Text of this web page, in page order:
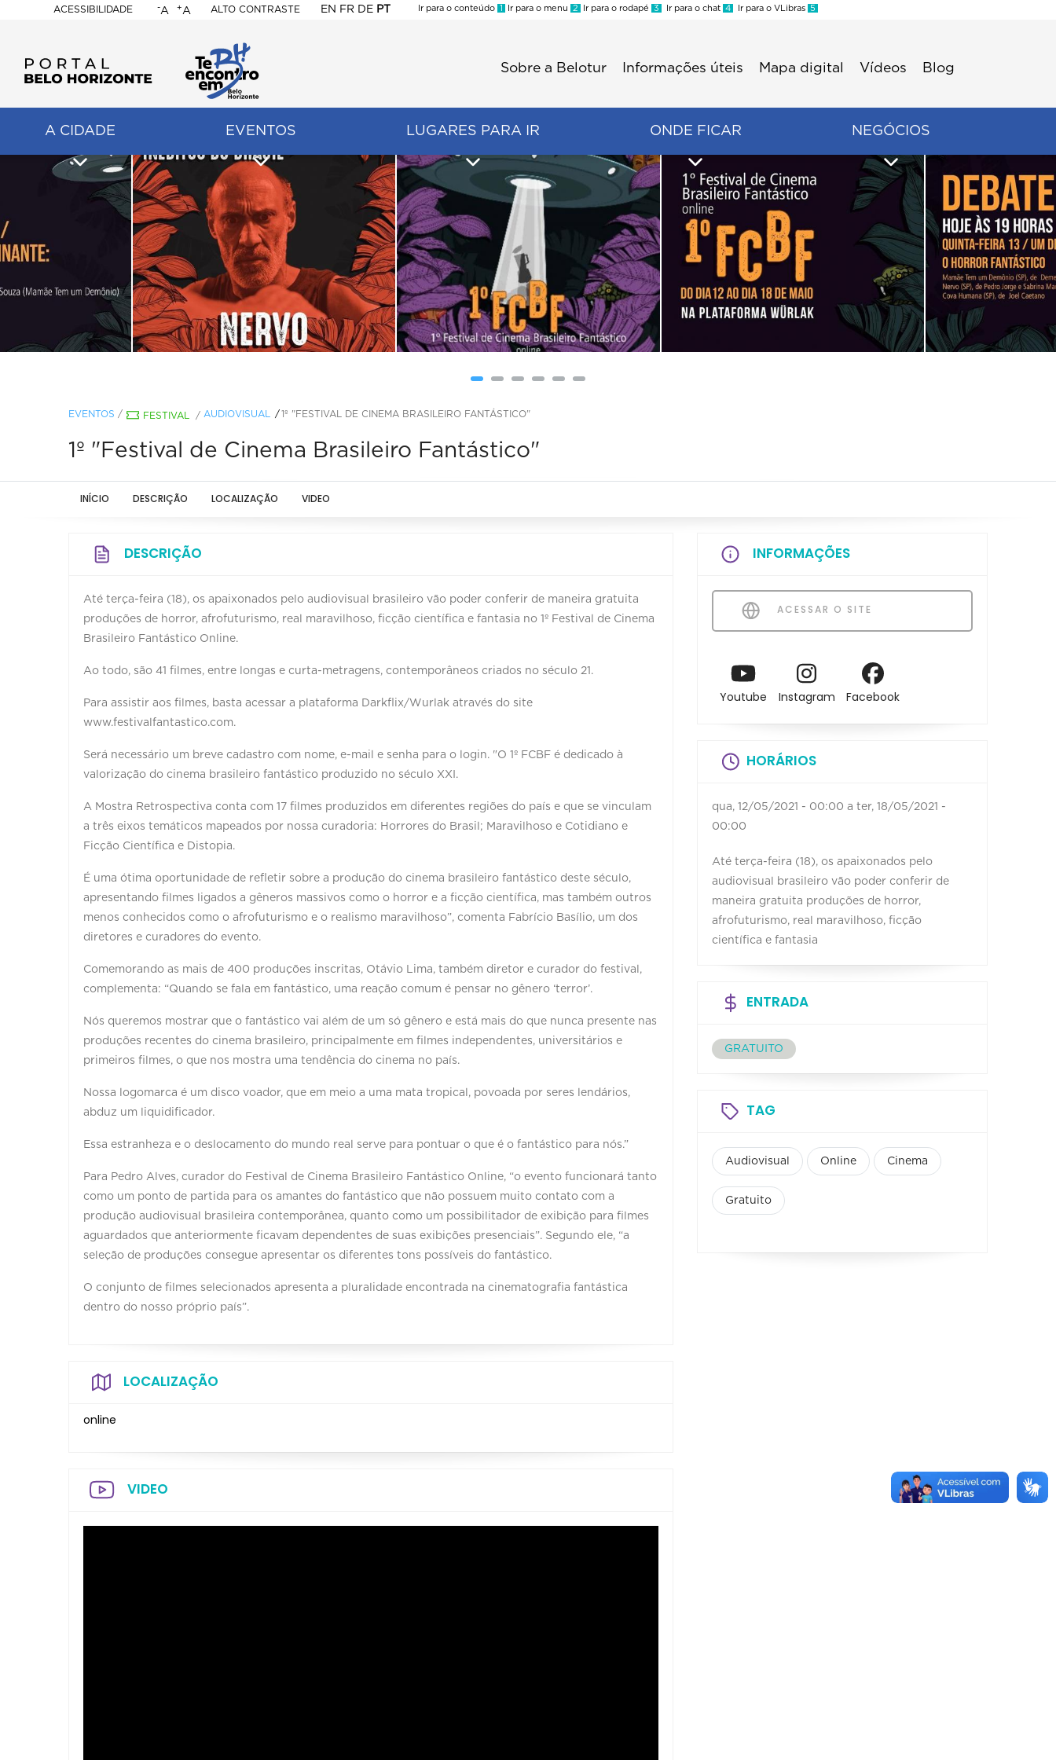
ACESSIBILIDADE
BELO
HORIZONTE
-A +A ALTO CONTRASTE EN FR DE PT
Ir para o conteúdo 1 Ir para o menu 2 Ir para o rodapé 3 Ir para o chat 4 Ir para o VLibras 5
Sobre a Belotur Informações úteis Mapa digital Vídeos Blog
A CIDADE EVENTOS LUGARES PARA IR ONDE FICAR NEGÓCIOS
EVENTOS / FESTIVAL / AUDIOVISUAL 1º "FESTIVAL DE CINEMA BRASILEIRO FANTÁSTICO"
1º "Festival de Cinema Brasileiro Fantástico"
INÍCIO DESCRIÇÃO LOCALIZAÇÃO VIDEO
DESCRIÇÃO
Até terça-feira (18), os apaixonados pelo audiovisual brasileiro vão poder conferir de maneira gratuita
produções de horror, afrofuturismo, real maravilhoso, ficção científica e fantasia no 1º Festival de Cinema
Brasileiro Fantástico Online.
Ao todo, são 41 filmes, entre longas e curta-metragens, contemporâneos criados no século 21.
Para assistir aos filmes, basta acessar a plataforma Darkflix/Wurlak através do site
www.festivalfantastico.com.
Será necessário um breve cadastro com nome, e-mail e senha para o login. "O 1º FCBF é dedicado à
valorização do cinema brasileiro fantástico produzido no século XXI.
A Mostra Retrospectiva conta com 17 filmes produzidos em diferentes regiões do país e que se vinculam
a três eixos temáticos mapeados por nossa curadoria: Horrores do Brasil; Maravilhoso e Cotidiano e
Ficção Científica e Distopia.
É uma ótima oportunidade de refletir sobre a produção do cinema brasileiro fantástico deste século,
apresentando filmes ligados a gêneros massivos como o horror e a ficção científica, mas também outros
menos conhecidos como o afrofuturismo e o realismo maravilhoso”, comenta Fabrício Basílio, um dos
diretores e curadores do evento.
Comemorando as mais de 400 produções inscritas, Otávio Lima, também diretor e curador do festival,
complementa: “Quando se fala em fantástico, uma reação comum é pensar no gênero ‘terror’.
Nós queremos mostrar que o fantástico vai além de um só gênero e está mais do que nunca presente nas
produções recentes do cinema brasileiro, principalmente em filmes independentes, universitários e
primeiros filmes, o que nos mostra uma tendência do cinema no país.
Nossa logomarca é um disco voador, que em meio a uma mata tropical, povoada por seres lendários,
abduz um liquidificador.
Essa estranheza e o deslocamento do mundo real serve para pontuar o que é o fantástico para nós.”
Para Pedro Alves, curador do Festival de Cinema Brasileiro Fantástico Online, “o evento funcionará tanto
como um ponto de partida para os amantes do fantástico que não possuem muito contato com a
produção audiovisual brasileira contemporânea, quanto como um possibilitador de exibição para filmes
aguardados que anteriormente ficavam dependentes de suas exibições presenciais”. Segundo ele, “a
seleção de produções consegue apresentar os diferentes tons possíveis do fantástico.
O conjunto de filmes selecionados apresenta a pluralidade encontrada na cinematografia fantástica
dentro do nosso próprio país”.
LOCALIZAÇÃO
online
VIDEO
INFORMAÇÕES
ACESSAR O SITE
Youtube Instagram Facebook
HORÁRIOS
qua, 12/05/2021 - 00:00 a ter, 18/05/2021 -
00:00
Até terça-feira (18), os apaixonados pelo
audiovisual brasileiro vão poder conferir de
maneira gratuita produções de horror,
afrofuturismo, real maravilhoso, ficção
científica e fantasia
ENTRADA
GRATUITO
TAG
Audiovisual Online Cinema
Gratuito